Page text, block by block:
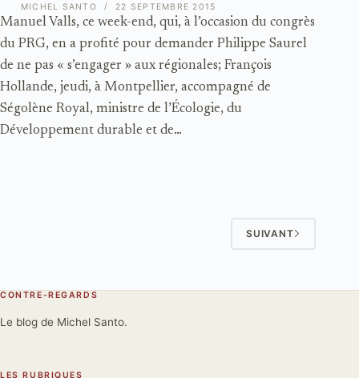
Manuel Valls, ce week-end, qui, à l’occasion du congrès
du PRG, en a profité pour demander Philippe Saurel
de ne pas « s’engager » aux régionales; François
Hollande, jeudi, à Montpellier, accompagné de
Ségolène Royal, ministre de l’Écologie, du
Développement durable et de…
MICHEL SANTO 22 SEPTEMBRE 2015
SUIVANT
CONTRE-REGARDS
Le blog de Michel Santo.
LES RUBRIQUES